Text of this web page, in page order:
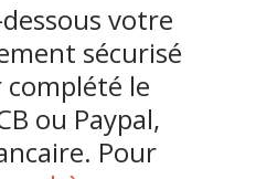
votre
sécurisé
complété le
ou Paypal,
Pour